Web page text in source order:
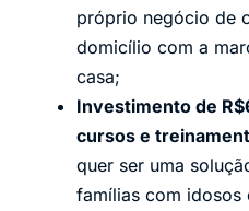
próprio negócio de
domicílio com a
casa;
Investimento de
cursos e
quer ser uma
famílias com idosos